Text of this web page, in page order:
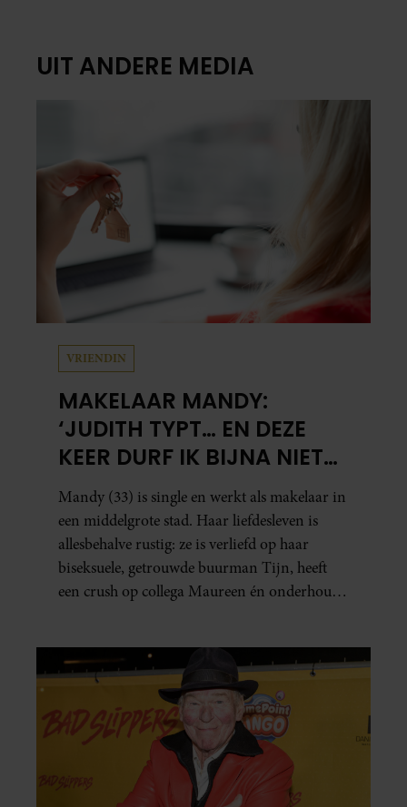
UIT ANDERE MEDIA
VRIENDIN
MAKELAAR MANDY:
‘JUDITH TYPT… EN DEZE
KEER DURF IK BIJNA NIET
TE LEZEN WAT ER KOMT’
Mandy (33) is single en werkt als makelaar in
een middelgrote stad. Haar liefdesleven is
allesbehalve rustig: ze is verliefd op haar
biseksuele, getrouwde buurman Tijn, heeft
een crush op collega Maureen én onderhoudt